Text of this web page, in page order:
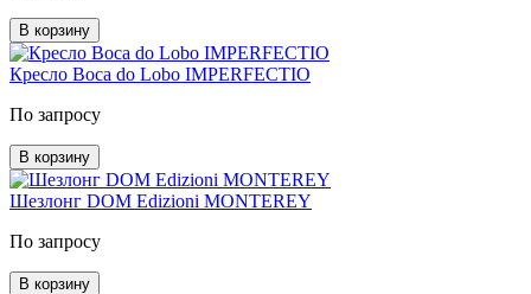
В корзину
Кресло Boca do Lobo IMPERFECTIO
По запросу
В корзину
Шезлонг DOM Edizioni MONTEREY
По запросу
В корзину